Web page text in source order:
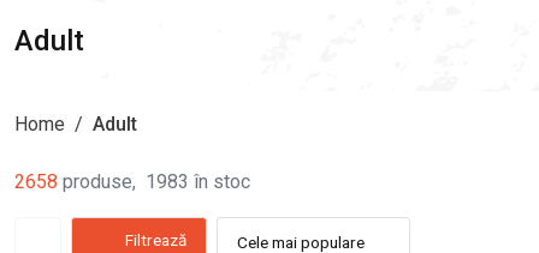
Adult
Home / Adult
2658 produse, 1983 în stoc
Filtrează Cele mai populare